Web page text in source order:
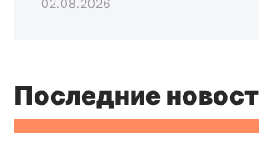
02.08.2026
Последние